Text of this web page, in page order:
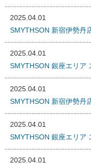
2025.04.01
SMYTHSON 新宿伊勢丹
2025.04.01
SMYTHSON 銀座エリア
2025.04.01
SMYTHSON 新宿伊勢丹
2025.04.01
SMYTHSON 銀座エリア
2025.04.01